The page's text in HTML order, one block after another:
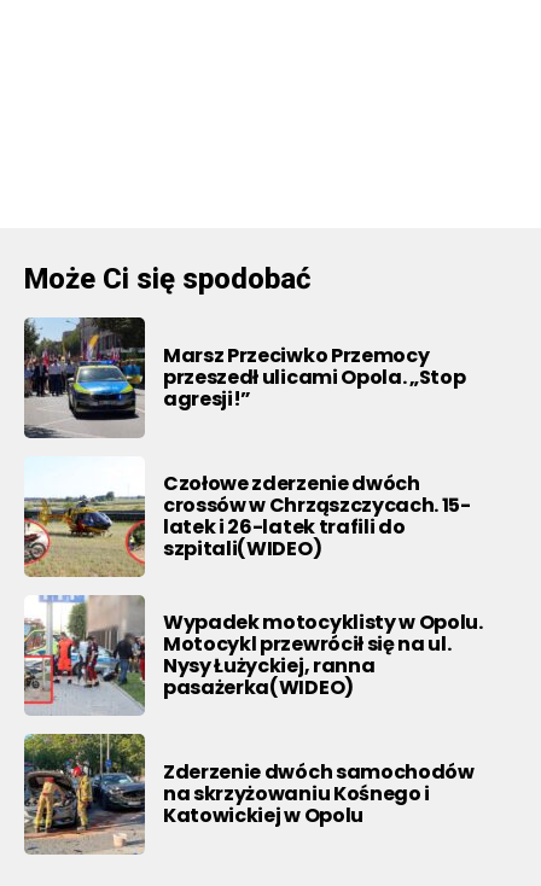
Może Ci się spodobać
Marsz Przeciwko Przemocy
przeszedł ulicami Opola. „Stop
agresji!”
Czołowe zderzenie dwóch
crossów w Chrząszczycach. 15-
latek i 26-latek trafili do
szpitali(WIDEO)
Wypadek motocyklisty w Opolu.
Motocykl przewrócił się na ul.
Nysy Łużyckiej, ranna
pasażerka(WIDEO)
Zderzenie dwóch samochodów
na skrzyżowaniu Kośnego i
Katowickiej w Opolu